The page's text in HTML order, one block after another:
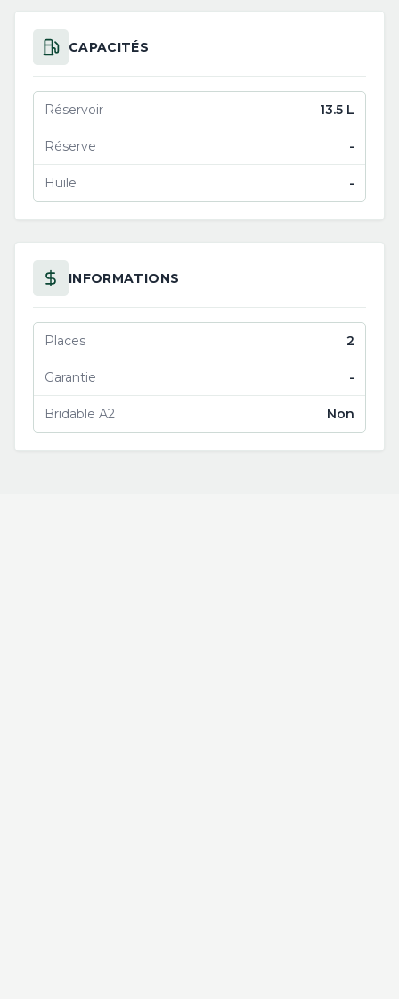
CAPACITÉS
Réservoir 13.5 L
Réserve -
Huile -
INFORMATIONS
Places 2
Garantie -
Bridable A2 Non